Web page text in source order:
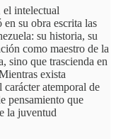
intelectual
su obra escrita las
su historia, su
como maestro de la
sino que trascienda en
exista
atemporal de
pensamiento que
la juventud